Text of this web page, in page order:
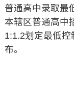
普通高中录取最
本辖区普通高中
1:1.2划定最低
布。